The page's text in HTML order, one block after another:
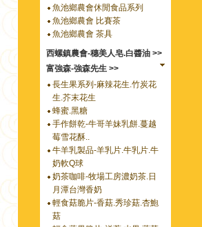
魚池鄉農會休閒食品系列
魚池鄉農會 比賽茶
魚池鄉農會 茶具
西螺鎮農會-穗美人皂.白醬油 >>
富強森-強森先生 >>
長生果系列-麻辣花生.竹炭花
生.芥末花生
蜂蜜.黑糖
手作餅乾-牛哥羊妹乳餅.蔓越
莓雪花酥..
牛羊乳製品-羊乳片.牛乳片.牛
奶軟Q球
奶茶咖啡-牧場工房濃奶茶.日
月潭台灣香奶
輕食菇脆片-香菇.秀珍菇.杏鮑
菇